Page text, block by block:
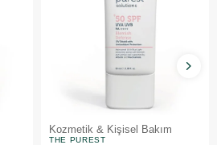
Kozmetik & Kişisel Bakım
THE PUREST